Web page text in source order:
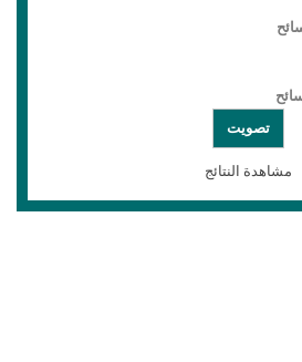
مشاهدة النتائج